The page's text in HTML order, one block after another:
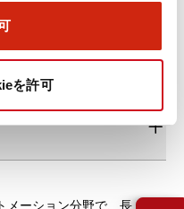
を許可
メーション分野で、長